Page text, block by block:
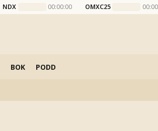
NDX 00:00:00 OMXC25
BOK PODD